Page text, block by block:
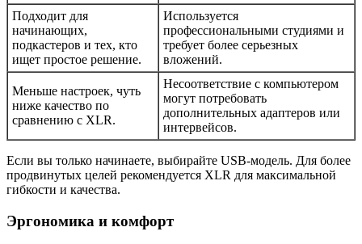
Подходит для
начинающих,
подкастеров и тех, кто
ищет простое решение.
Используется
профессиональными студиями и
требует более серьезных
вложений.
Меньше настроек, чуть
ниже качество по
сравнению с XLR.
Несоответствие с компьютером
могут потребовать
дополнительных адаптеров или
интервейсов.
Если вы только начинаете, выбирайте USB-модель. Для более
продвинутых целей рекомендуется XLR для максимальной
гибкости и качества.
Эргономика и комфорт